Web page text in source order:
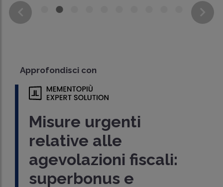
Approfondisci con
Misure urgenti
relative alle
agevolazioni fiscali:
superbonus e